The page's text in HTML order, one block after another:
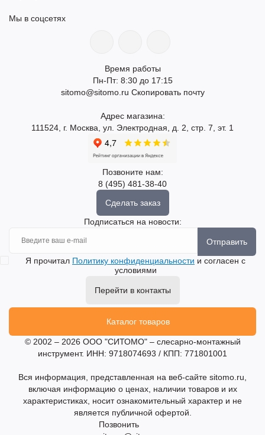
Мы в соцсетях
Время работы
Пн-Пт: 8:30 до 17:15
sitomo@sitomo.ru Скопировать почту
Адрес магазина:
111524, г. Москва, ул. Электродная, д. 2, стр. 7, эт. 1
Позвоните нам:
8 (495) 481-38-40
Сделать заказ
Подписаться на новости:
Отправить
Я прочитал Политику конфиденциальности и согласен с
условиями
Перейти в контакты
Каталог товаров
© 2002 – 2026 ООО "СИТОМО" – слесарно-монтажный
инструмент. ИНН: 9718074693 / КПП: 771801001
Вся информация, представленная на веб-сайте sitomo.ru,
включая информацию о ценах, наличии товаров и их
характеристиках, носит ознакомительный характер и не
является публичной офертой.
Позвонить